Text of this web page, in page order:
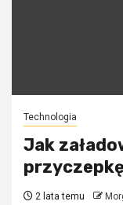
Technologia
Jak
2 lata temu